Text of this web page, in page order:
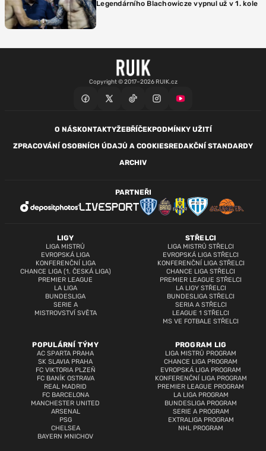
Legendárního Blachowicze vypnul už v 1. kole
Copyright © 2017–2026 RUIK.cz
O NÁSKONTAKTYŽEBŘÍČEKPODMÍNKY UŽITÍ
ZPRACOVÁNÍ OSOBNÍCH ÚDAJŮ A COOKIESREDAKČNÍ STANDARDY
ARCHIV
LIGY
LIGA MISTRŮ
EVROPSKÁ LIGA
KONFERENČNÍ LIGA
CHANCE LIGA (1. ČESKÁ LIGA)
PREMIER LEAGUE
LA LIGA
BUNDESLIGA
SERIE A
MISTROVSTVÍ SVĚTA
STŘELCI
LIGA MISTRŮ STŘELCI
EVROPSKÁ LIGA STŘELCI
KONFERENČNÍ LIGA STŘELCI
CHANCE LIGA STŘELCI
PREMIER LEAGUE STŘELCI
LA LIGY STŘELCI
BUNDESLIGA STŘELCI
SERIA A STŘELCI
LEAGUE 1 STŘELCI
MS VE FOTBALE STŘELCI
POPULÁRNÍ TÝMY
AC SPARTA PRAHA
SK SLAVIA PRAHA
FC VIKTORIA PLZEŇ
FC BANÍK OSTRAVA
REAL MADRID
FC BARCELONA
MANCHESTER UNITED
ARSENAL
PSG
CHELSEA
BAYERN MNICHOV
PROGRAM LIG
LIGA MISTRŮ PROGRAM
CHANCE LIGA PROGRAM
EVROPSKÁ LIGA PROGRAM
KONFERENČNÍ LIGA PROGRAM
PREMIER LEAGUE PROGRAM
LA LIGA PROGRAM
BUNDESLIGA PROGRAM
SERIE A PROGRAM
EXTRALIGA PROGRAM
NHL PROGRAM
PARTNEŘI